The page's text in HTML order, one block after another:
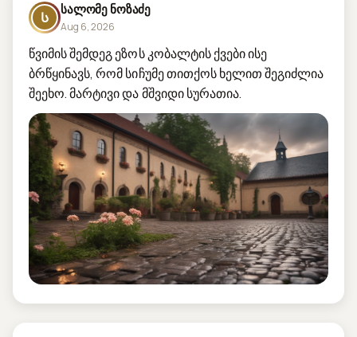
Ს სალომე ნოზაძე
Aug 6, 2026
წვიმის შემდეგ ეზოს კობალტის ქვები ისე
ბრწყინავს, რომ სიჩუმე თითქოს ხელით შეგიძლია
შეეხო. მარტივი და მშვიდი სურათია.